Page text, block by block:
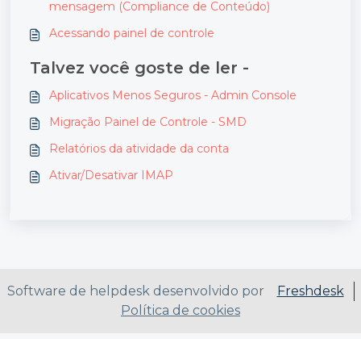
mensagem (Compliance de Conteúdo)
Acessando painel de controle
Talvez você goste de ler -
Aplicativos Menos Seguros - Admin Console
Migração Painel de Controle - SMD
Relatórios da atividade da conta
Ativar/Desativar IMAP
Software de helpdesk desenvolvido por
Freshdesk
Política de cookies